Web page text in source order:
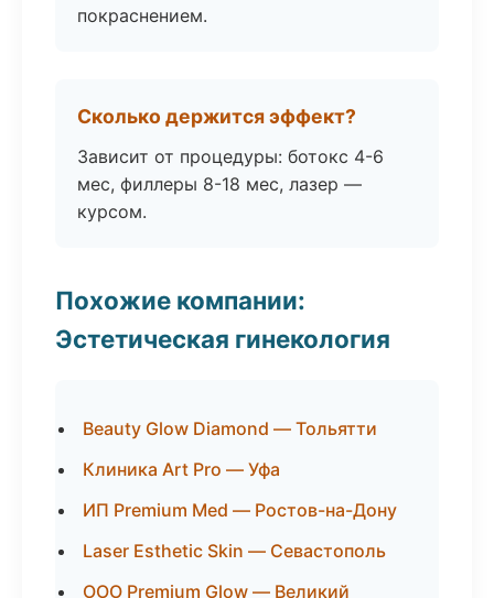
покраснением.
Сколько держится эффект?
Зависит от процедуры: ботокс 4-6
мес, филлеры 8-18 мес, лазер —
курсом.
Похожие компании:
Эстетическая гинекология
Beauty Glow Diamond — Тольятти
Клиника Art Pro — Уфа
ИП Premium Med — Ростов-на-Дону
Laser Esthetic Skin — Севастополь
ООО Premium Glow — Великий